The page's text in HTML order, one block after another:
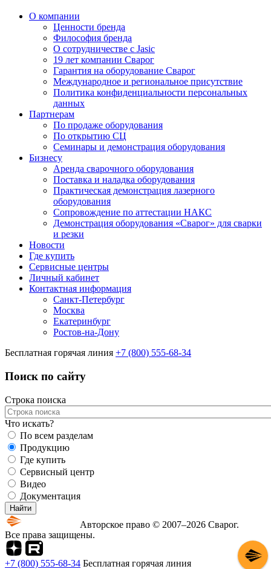
О компании
Ценности бренда
Философия бренда
О сотрудничестве с Jasic
19 лет компании Сварог
Гарантия на оборудование Сварог
Международное и региональное присутствие
Политика конфиденциальности персональных
данных
Партнерам
По продаже оборудования
По открытию СЦ
Семинары и демонстрация оборудования
Бизнесу
Аренда сварочного оборудования
Поставка и наладка оборудования
Практическая демонстрация лазерного
оборудования
Сопровождение по аттестации НАКС
Демонстрация оборудования «Сварог» для сварки
и резки
Новости
Где купить
Сервисные центры
Личный кабинет
Контактная информация
Санкт-Петербург
Москва
Екатеринбург
Ростов-на-Дону
Бесплатная горячая линия +7 (800) 555-68-34
Поиск по сайту
Строка поиска
Что искать?
По всем разделам
Продукцию
Где купить
Сервисный центр
Видео
Документация
Авторское право © 2007–2026 Сварог.
Все права защищены.
+7 (800) 555-68-34 Бесплатная горячая линия